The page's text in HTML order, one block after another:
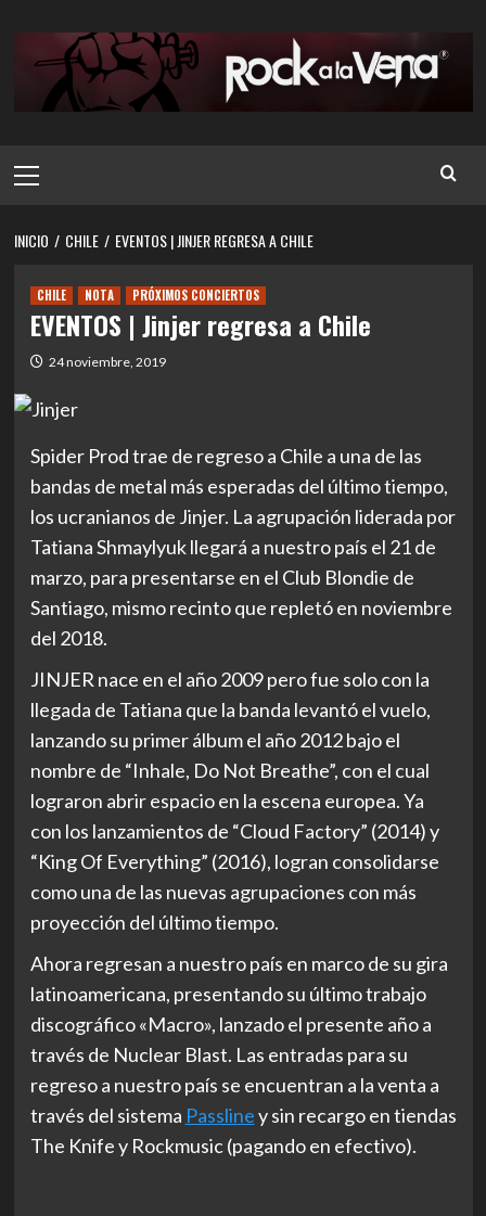
contenido
principal
INICIO CHILE EVENTOS | JINJER REGRESA A CHILE
CHILE NOTA PRÓXIMOS CONCIERTOS
EVENTOS | Jinjer regresa a Chile
24 noviembre, 2019
Spider Prod trae de regreso a Chile a una de las
bandas de metal más esperadas del último tiempo,
los ucranianos de Jinjer. La agrupación liderada por
Tatiana Shmaylyuk llegará a nuestro país el 21 de
marzo, para presentarse en el Club Blondie de
Santiago, mismo recinto que repletó en noviembre
del 2018.
JINJER nace en el año 2009 pero fue solo con la
llegada de Tatiana que la banda levantó el vuelo,
lanzando su primer álbum el año 2012 bajo el
nombre de “Inhale, Do Not Breathe”, con el cual
lograron abrir espacio en la escena europea. Ya
con los lanzamientos de “Cloud Factory” (2014) y
“King Of Everything” (2016), logran consolidarse
como una de las nuevas agrupaciones con más
proyección del último tiempo.
Ahora regresan a nuestro país en marco de su gira
latinoamericana, presentando su último trabajo
discográfico «Macro», lanzado el presente año a
través de Nuclear Blast. Las entradas para su
regreso a nuestro país se encuentran a la venta a
través del sistema Passliney sin recargo en tiendas
The Knife y Rockmusic (pagando en efectivo).